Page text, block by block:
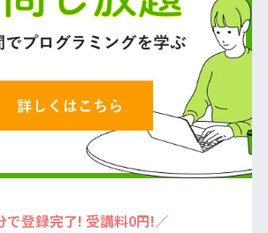
で登録完了! 受講料0円!／